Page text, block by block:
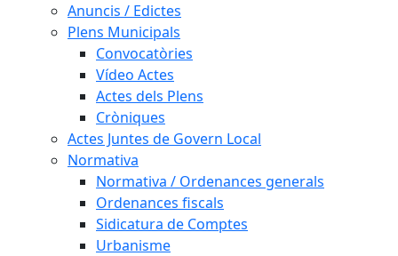
Anuncis / Edictes
Plens Municipals
Convocatòries
Vídeo Actes
Actes dels Plens
Cròniques
Actes Juntes de Govern Local
Normativa
Normativa / Ordenances generals
Ordenances fiscals
Sidicatura de Comptes
Urbanisme